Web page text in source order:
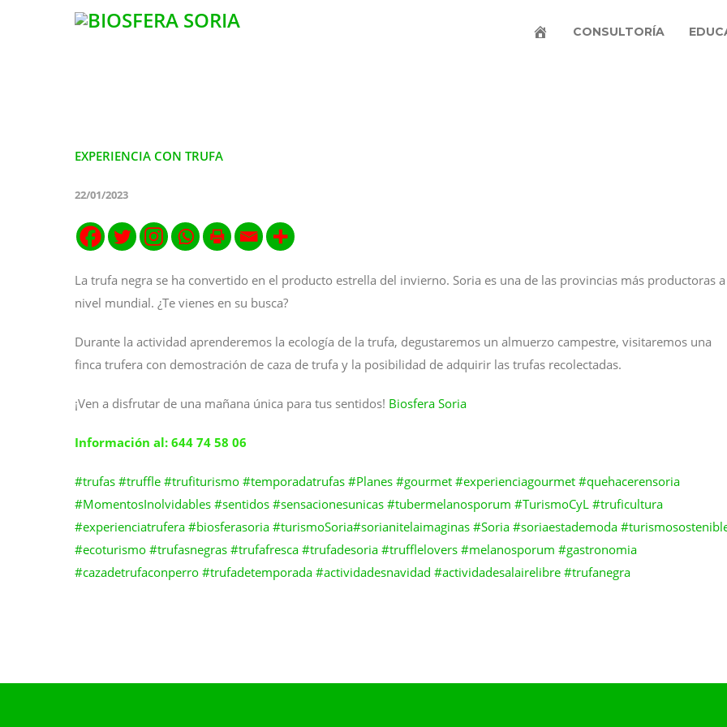
CONSULTORÍA
EXPERIENCIA CON TRUFA
22/01/2023
La trufa negra se ha convertido en el producto estrella del invierno. Soria es una de las provincias más productoras a
nivel mundial. ¿Te vienes en su busca?
Durante la actividad aprenderemos la ecología de la trufa, degustaremos un almuerzo campestre, visitaremos una
finca trufera con demostración de caza de trufa y la posibilidad de adquirir las trufas recolectadas.
¡Ven a disfrutar de una mañana única para tus sentidos! Biosfera Soria
Información al: 644 74 58 06
#trufas #truffle #trufiturismo #temporadatrufas #Planes #gourmet #experienciagourmet #quehacerensoria
#MomentosInolvidables #sentidos #sensacionesunicas #tubermelanosporum #TurismoCyL #truficultura
#experienciatrufera #biosferasoria #turismoSoria#sorianitelaimaginas #Soria #soriaestademoda
#ecoturismo #trufasnegras #trufafresca #trufadesoria #trufflelovers #melanosporum #gastronomia
#cazadetrufaconperro #trufadetemporada #actividadesnavidad #actividadesalairelibre #trufanegra